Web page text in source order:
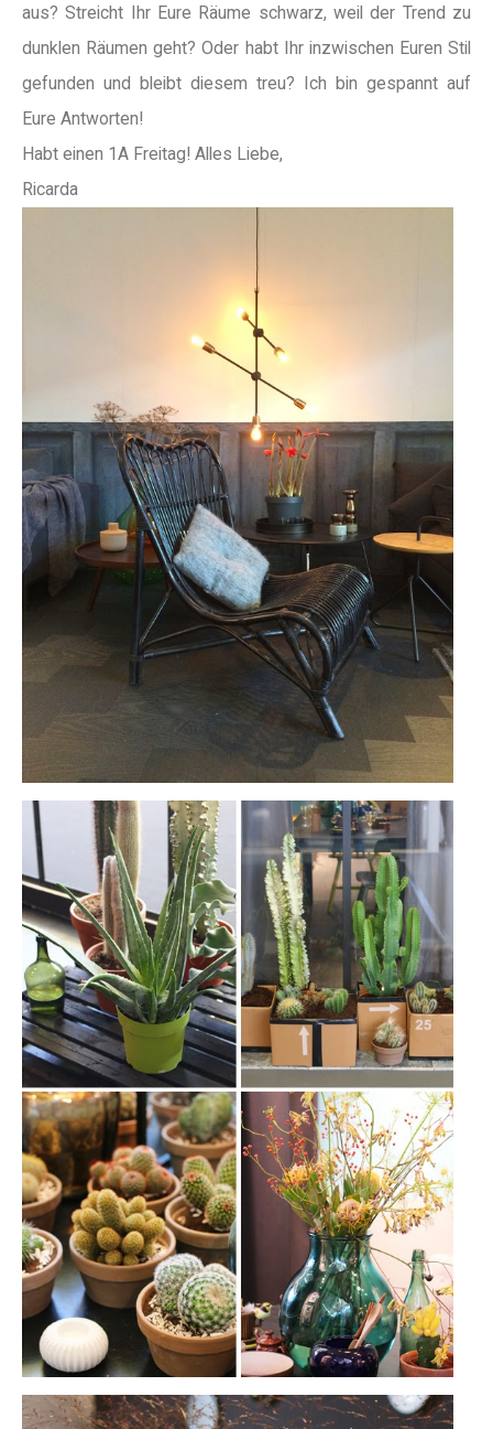
aus? Streicht Ihr Eure Räume schwarz, weil der Trend zu
dunklen Räumen geht? Oder habt Ihr inzwischen Euren Stil
gefunden und bleibt diesem treu? Ich bin gespannt auf
Eure Antworten!
Habt einen 1A Freitag! Alles Liebe,
Ricarda